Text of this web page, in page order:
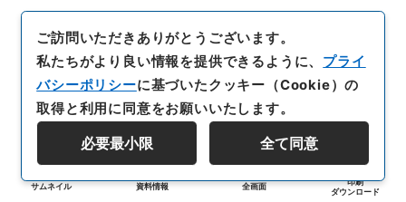
サムネイル 資料情報 全画面
印刷
ダウンロード
ご訪問いただきありがとうございます。
私たちがより良い情報を提供できるように、 プライ
バシーポリシーに基づいたクッキー（Cookie）の
取得と利用に同意をお願いいたします。
必要最小限 全て同意